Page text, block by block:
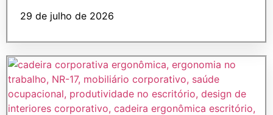
29 de julho de 2026